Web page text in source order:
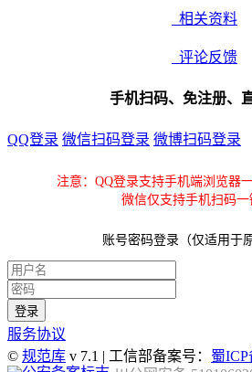
相关资料
评论反馈
手机扫码、免注册、
QQ登录 微信扫码登录 微博扫码登录
注意：QQ登录支持手机端浏览器
微信仅支持手机扫码
账号密码登录（仅适用于
服务协议
© 规范库 v 7.1 | 工信部备案号： 蜀ICP